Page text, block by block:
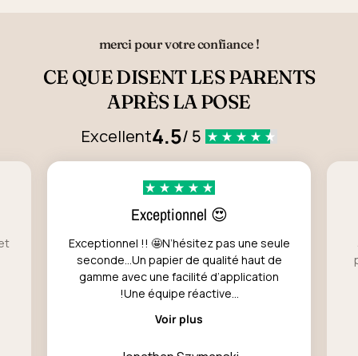
merci pour votre confiance !
CE QUE DISENT LES PARENTS
APRÈS LA POSE
Excellent4.5/ 5
Exceptionnel 😍
Exceptionnel !! 🤩N’hésitez pas une seule
seconde…Un papier de qualité haut de
gamme avec une facilité d’application
!Une équipe réactive...
Voir plus